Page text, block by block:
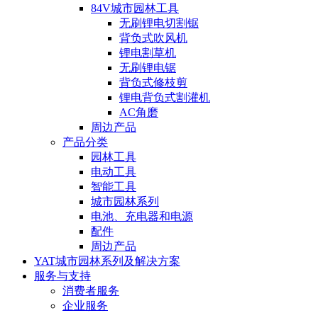
84V城市园林工具
无刷锂电切割锯
背负式吹风机
锂电割草机
无刷锂电锯
背负式修枝剪
锂电背负式割灌机
AC角磨
周边产品
产品分类
园林工具
电动工具
智能工具
城市园林系列
电池、充电器和电源
配件
周边产品
YAT城市园林系列及解决方案
服务与支持
消费者服务
企业服务